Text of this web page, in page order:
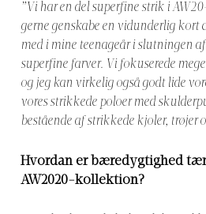
”Vi har en del superfine strik i
gerne genskabe en vidunderlig kort
med i mine teenageår i slutningen
superfine farver. Vi fokuserede
og jeg kan virkelig også godt lide
vores strikkede poloer med
bestående af strikkede kjoler, trøjer
Hvordan er bæredygtighed
AW2020-kollektion?